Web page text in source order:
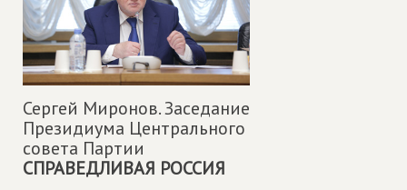
Сергей Миронов. Заседание
Президиума Центрального
совета Партии
СПРАВЕДЛИВАЯ РОССИЯ